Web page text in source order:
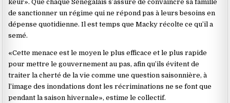
keur». Que chaque Sénégalais s’assure de convaincre sa famille
de sanctionner un régime qui ne répond pas à leurs besoins en
dépense quotidienne. Il est temps que Macky récolte ce qu’il a
semé.
«Cette menace est le moyen le plus efficace et le plus rapide
pour mettre le gouvernement au pas, afin qu’ils évitent de
traiter la cherté de la vie comme une question saisonnière, à
l’image des inondations dont les récriminations ne se font que
pendant la saison hivernale», estime le collectif.